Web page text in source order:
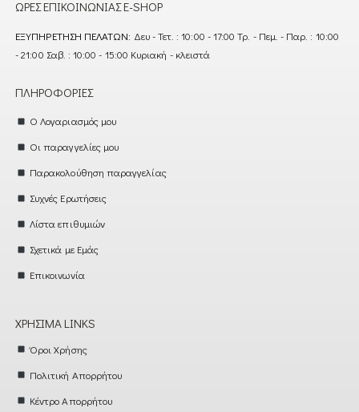
ΏΡΕΣ ΕΠΙΚΟΙΝΩΝΊΑΣ E-SHOP
ΕΞΥΠΗΡΈΤΗΣΗ ΠΕΛΑΤΏΝ: Δευ - Τετ. : 10:00 - 17:00 Τρ. - Πεμ. - Παρ. : 10:00
- 21:00 Σαβ. : 10:00 - 15:00 Κυριακή - κλειστά
ΠΛΗΡΟΦΟΡΊΕΣ
Ο Λογαριασμός μου
Οι παραγγελίες μου
Παρακολούθηση παραγγελίας
Συχνές Ερωτήσεις
Λίστα επιθυμιών
Σχετικά με Εμάς
Επικοινωνία
ΧΡΉΣΙΜΑ LINKS
Όροι Χρήσης
Πολιτική Απορρήτου
Κέντρο Απορρήτου